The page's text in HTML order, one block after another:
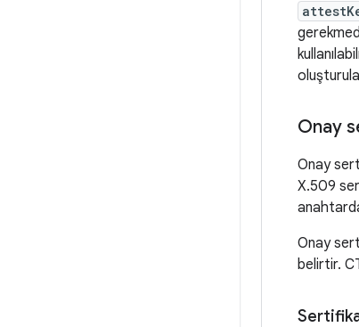
Onay
Onay
X.509
Onay
belirtir.
Sertifika